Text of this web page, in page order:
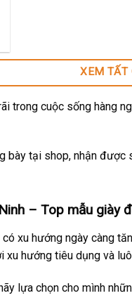
₫.
XEM TẤT
trong cuộc sống hàng
bày tại shop, nhận
– Top mẫu giày
xu hướng ngày càng
hướng tiêu dụng và
lựa chọn cho mình